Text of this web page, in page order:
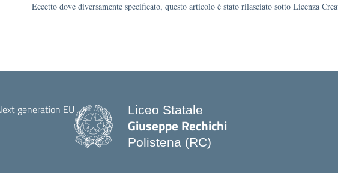
Eccetto dove diversamente specificato, questo articolo è stato rilasciato sotto Licenza
Liceo Statale
Giuseppe Rechichi
Polistena (RC)